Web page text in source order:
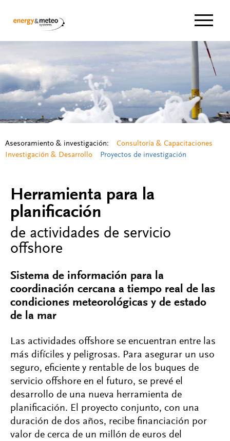
Asesoramiento & investigación:
Consultoría & Capacitaciones
Investigación & Desarrollo
Proyectos de investigación
Herramienta para la
planificación
de actividades de servicio
offshore
Sistema de información para la
coordinación cercana a tiempo real de las
condiciones meteorológicas y de estado
de la mar
Las actividades offshore se encuentran entre las
más difíciles y peligrosas. Para asegurar un uso
seguro, eficiente y rentable de los buques de
servicio offshore en el futuro, se prevé el
desarrollo de una nueva herramienta de
planificación. El proyecto conjunto, con una
duración de dos años, recibe financiación por
valor de cerca de un millón de euros del